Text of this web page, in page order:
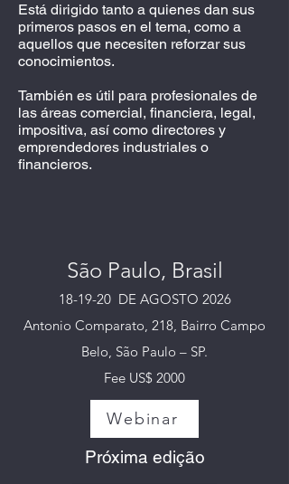
Está dirigido tanto a quienes dan sus
primeros pasos en el tema, como a
aquellos que necesiten reforzar sus
conocimientos.
También es útil para profesionales de
las áreas comercial, financiera, legal,
impositiva, así como directores y
emprendedores industriales o
financieros.
São Paulo, Brasil
18-19-20 DE AGOSTO 2026
Antonio Comparato, 218, Bairro Campo
Belo, São Paulo – SP.
Fee US$ 2000
Webinar
Próxima edição